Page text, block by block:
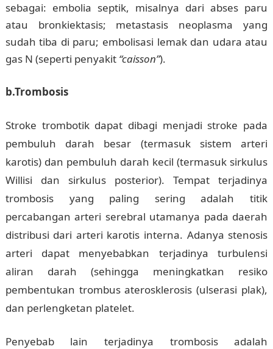
sebagai: embolia septik, misalnya dari abses paru
atau bronkiektasis; metastasis neoplasma yang
sudah tiba di paru; embolisasi lemak dan udara atau
gas N (seperti penyakit “caisson”).
b.Trombosis
Stroke trombotik dapat dibagi menjadi stroke pada
pembuluh darah besar (termasuk sistem arteri
karotis) dan pembuluh darah kecil (termasuk sirkulus
Willisi dan sirkulus posterior). Tempat terjadinya
trombosis yang paling sering adalah titik
percabangan arteri serebral utamanya pada daerah
distribusi dari arteri karotis interna. Adanya stenosis
arteri dapat menyebabkan terjadinya turbulensi
aliran darah (sehingga meningkatkan resiko
pembentukan trombus aterosklerosis (ulserasi plak),
dan perlengketan platelet.
Penyebab lain terjadinya trombosis adalah